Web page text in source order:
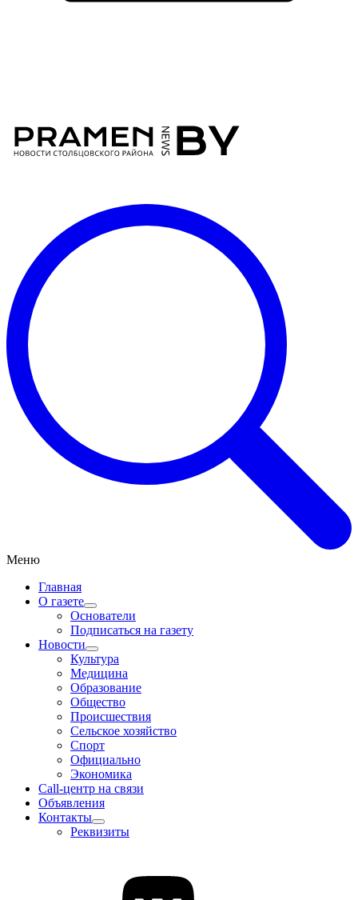
Меню
Главная
О газете
Основатели
Подписаться на газету
Новости
Культура
Медицина
Образование
Общество
Происшествия
Сельское хозяйство
Спорт
Официально
Экономика
Call-центр на связи
Объявления
Контакты
Реквизиты